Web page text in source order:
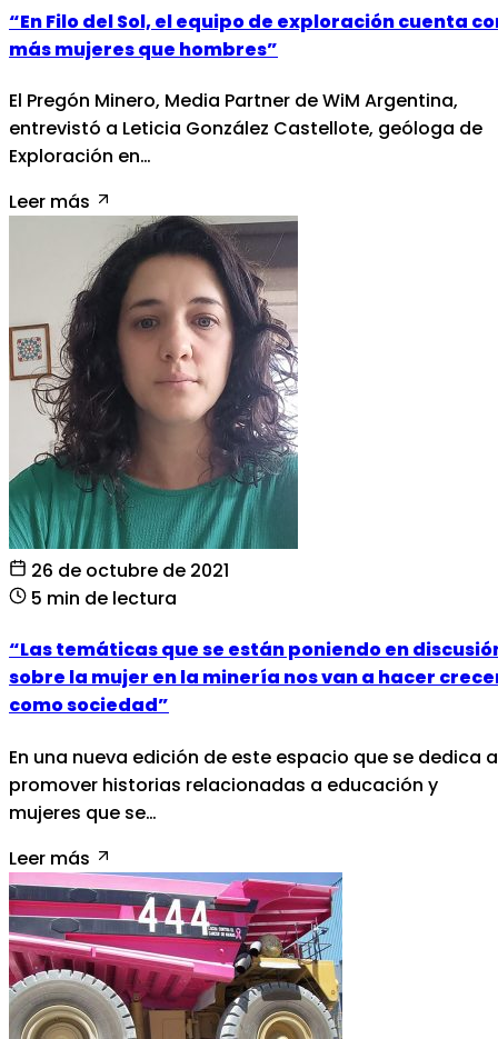
“En Filo del Sol, el equipo de exploración cuenta
más mujeres que hombres”
El Pregón Minero, Media Partner de WiM Argentina,
entrevistó a Leticia González Castellote, geóloga de
Exploración en…
Leer más
26 de octubre de 2021
5 min de lectura
“Las temáticas que se están poniendo en
sobre la mujer en la minería nos van a hacer
como sociedad”
En una nueva edición de este espacio que se dedica a
promover historias relacionadas a educación y
mujeres que se…
Leer más